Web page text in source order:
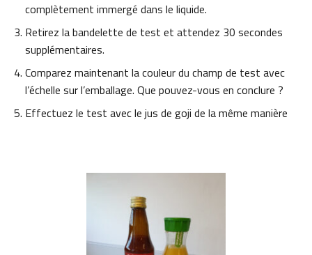
complètement immergé dans le liquide.
Retirez la bandelette de test et attendez 30 secondes
supplémentaires.
Comparez maintenant la couleur du champ de test avec
l’échelle sur l’emballage. Que pouvez-vous en conclure ?
Effectuez le test avec le jus de goji de la même manière